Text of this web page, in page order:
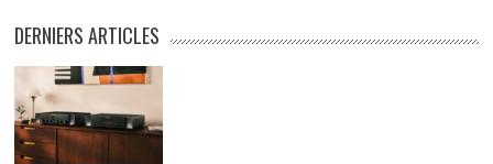
DERNIERS ARTICLES